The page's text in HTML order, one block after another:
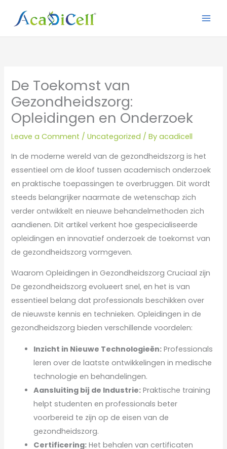
De Toekomst van
Gezondheidszorg:
Opleidingen en Onderzoek
Leave a Comment /Uncategorized / Byacadicell
In de moderne wereld van de gezondheidszorg is het
essentieel om de kloof tussen academisch onderzoek
en praktische toepassingen te overbruggen. Dit wordt
steeds belangrijker naarmate de wetenschap zich
verder ontwikkelt en nieuwe behandelmethoden zich
aandienen. Dit artikel verkent hoe gespecialiseerde
opleidingen en innovatief onderzoek de toekomst van
de gezondheidszorg vormgeven.
Waarom Opleidingen in Gezondheidszorg Cruciaal zijn
De gezondheidszorg evolueert snel, en het is van
essentieel belang dat professionals beschikken over
de nieuwste kennis en technieken. Opleidingen in de
gezondheidszorg bieden verschillende voordelen:
Inzicht in Nieuwe Technologieën: Professionals
leren over de laatste ontwikkelingen in medische
technologie en behandelingen.
Aansluiting bij de Industrie: Praktische training
helpt studenten en professionals beter
voorbereid te zijn op de eisen van de
gezondheidszorg.
Certificering: Het behalen van certificaten